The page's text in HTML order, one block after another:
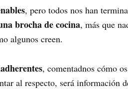
, pero todos nos han
brocha de cocina, más que
algunos creen.
, comentadnos cómo
al respecto, será información